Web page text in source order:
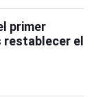
primer
el